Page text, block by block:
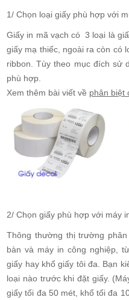
1/ Chọn loại giấy phù hợp với
Giấy in mã vạch có 3 loại là
giấy mạ thiếc, ngoài ra còn có
ribbon. Tùy theo mục đích sử
phù hợp.
Xem thêm bài viết về phân biệt
2/ Chọn giấy phù hợp với máy
Thông thường thị trường
bàn và máy in công nghiệp,
giấy hay khổ giấy tôi đa. Bạn
loại nào trước khi đặt giấy.
giấy tối đa 50 mét, khổ tối đa